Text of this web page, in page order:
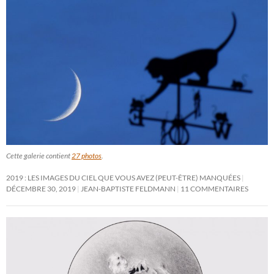
Cette galerie contient27 photos.
2019 : LES IMAGES DU CIEL QUE VOUS AVEZ (PEUT-ÊTRE) MANQUÉES
DÉCEMBRE 30, 2019 JEAN-BAPTISTE FELDMANN 11 COMMENTAIRES